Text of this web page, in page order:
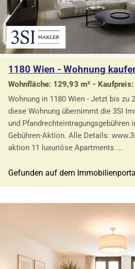
1180 Wien - Wohnung
Wohnfläche: 129,93 m² -
Wohnung in 1180 Wien - Jetzt bis zu
diese Wohnung übernimmt die 3SI
und Pfandrechteintragungsgebühren
Gebühren-Aktion. Alle Details:
aktion 11 luxuriöse Apartments ...
Gefunden auf dem